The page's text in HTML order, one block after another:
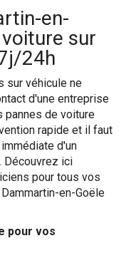
en-
sur
24h
sur véhicule ne
d'une entreprise
pannes de voiture
rapide et il faut
d'un
ici
pour tous vos
en-Goële
pour vos